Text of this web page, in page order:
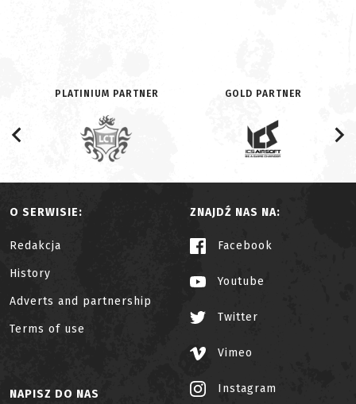
PLATINIUM PARTNER GOLD PARTNER
O SERWISIE:
Redakcja
History
Adverts and partnership
Terms of use
ZNAJDŹ NAS NA:
Facebook
Youtube
Twitter
Vimeo
Instagram
NAPISZ DO NAS